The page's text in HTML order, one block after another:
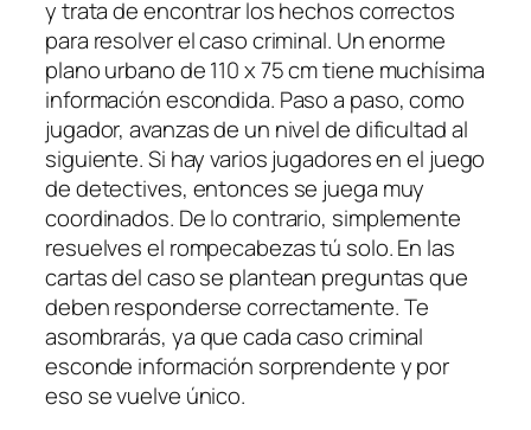
y trata de encontrar los hechos correctos
para resolver el caso criminal. Un enorme
plano urbano de 110 x 75 cm tiene muchísima
información escondida. Paso a paso, como
jugador, avanzas de un nivel de dificultad al
siguiente. Si hay varios jugadores en el juego
de detectives, entonces se juega muy
coordinados. De lo contrario, simplemente
resuelves el rompecabezas tú solo. En las
cartas del caso se plantean preguntas que
deben responderse correctamente. Te
asombrarás, ya que cada caso criminal
esconde información sorprendente y por
eso se vuelve único.